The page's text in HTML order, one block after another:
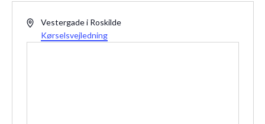
AdresseVestergade i Roskilde
Kørselsvejledning